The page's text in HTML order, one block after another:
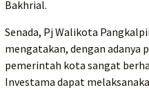
Bakhrial.
Senada, Pj Walikota
mengatakan, dengan adanya
pemerintah kota sangat
Investama dapat